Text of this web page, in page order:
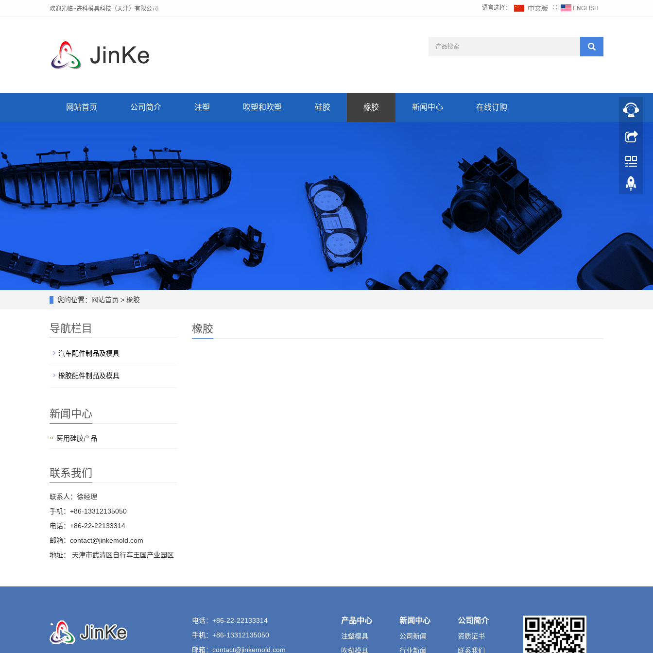
欢迎光临~进科模具科技（天津）有限公司 语言选择： ∷
网站首页 公司简介 注塑 吹塑和吹塑 硅胶 橡胶 新闻中心 在线订购
您的位置： 网站首页 > 橡胶
橡胶
导航栏目
汽车配件制品及模具
橡胶配件制品及模具
新闻中心
医用硅胶产品
联系我们
联系人：徐经理
手机：+86-13312135050
电话：+86-22-22133314
邮箱： contact@jinkemold.com
地址： 天津市武清区自行车王国产业园区
电话：+86-22-22133314
手机：+86-13312135050
邮箱： contact@jinkemold.com
产品中心
注塑模具
吹塑模具
新闻中心
公司新闻
行业新闻
公司简介
资质证书
联系我们